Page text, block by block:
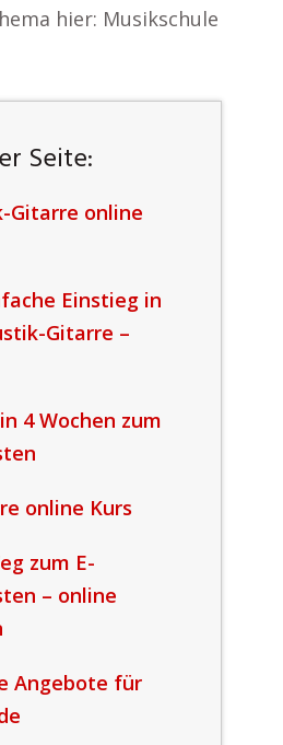
hier: Musikschule
Seite:
Gitarre online
Einstieg in
Gitarre –
4 Wochen zum
online Kurs
zum E-
– online
Angebote für